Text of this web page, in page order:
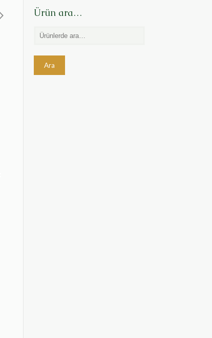
Ürün ara…
Ara